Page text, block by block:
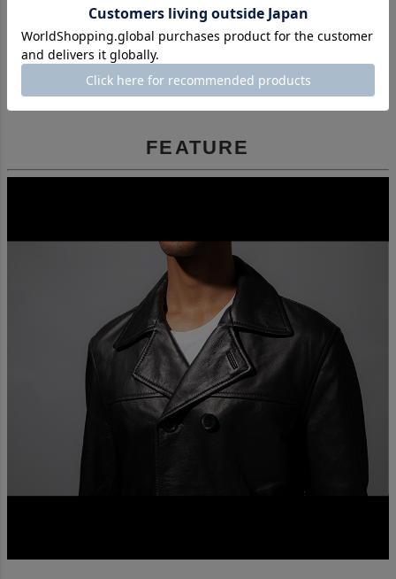
触りが特徴とされています。また、ふっくらした質感で
保温性が高いことも魅力の１つです。
FEATURE